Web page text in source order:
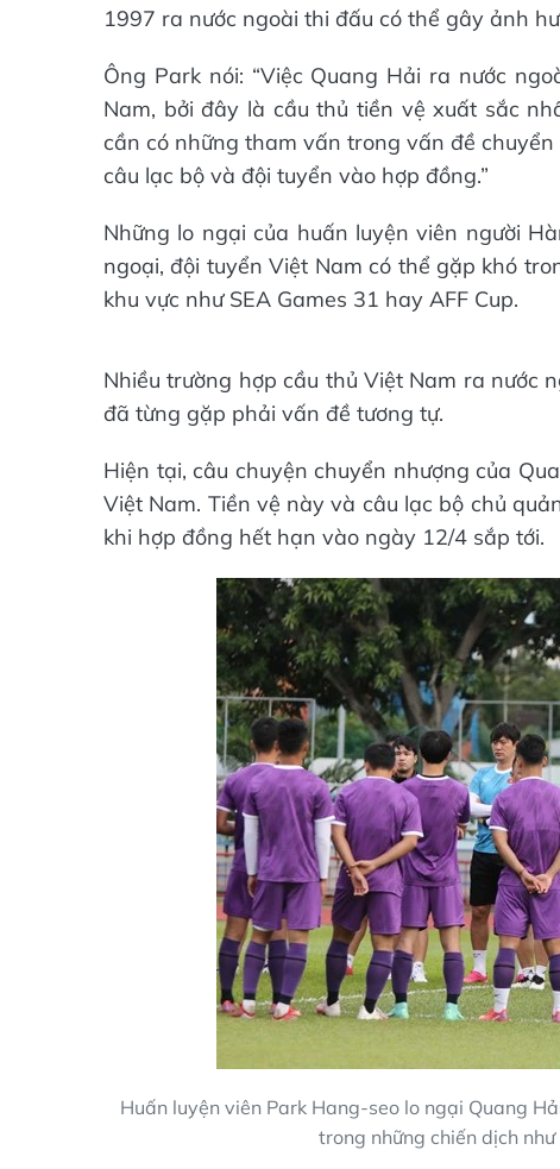
1997 ra nước ngoài thi đấu có thể gây ảnh
Ông Park nói: “Việc Quang Hải ra nước
Nam, bởi đây là cầu thủ tiền vệ xuất sắc
cần có những tham vấn trong vấn đề
câu lạc bộ và đội tuyển vào hợp đồng.”
Những lo ngại của huấn luyện viên người
ngoại, đội tuyển Việt Nam có thể gặp khó
khu vực như SEA Games 31 hay AFF Cup.
Nhiều trường hợp cầu thủ Việt Nam ra nước
đã từng gặp phải vấn đề tương tự.
Hiện tại, câu chuyện chuyển nhượng của
Việt Nam. Tiền vệ này và câu lạc bộ chủ
khi hợp đồng hết hạn vào ngày 12/4 sắp tới.
Huấn luyện viên Park Hang-seo lo ngại Quang
trong những chiến dịch như